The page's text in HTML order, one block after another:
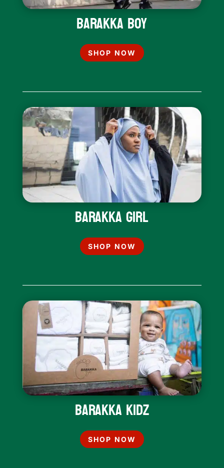
Barakka Boy
SHOP NOW
Barakka Girl
SHOP NOW
Barakka Kidz
SHOP NOW